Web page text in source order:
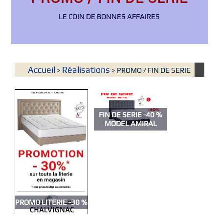
LE COIN DE BONNES AFFAIRES
Accueil > Réalisations> PROMO / FIN DE SERIE
PROMO LITERIE -30 %
FIN DE SERIE -40 %
MODEL AMIRAL